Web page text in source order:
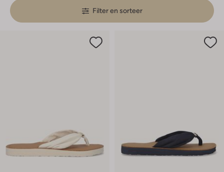
Filter en sorteer